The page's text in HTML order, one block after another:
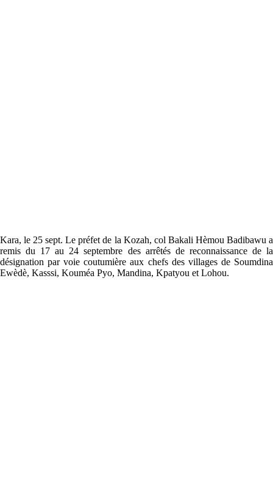
Kara, le 25 sept. Le préfet de la Kozah, col Bakali Hèmou Badibawu a
remis du 17 au 24 septembre des arrêtés de reconnaissance de la
désignation par voie coutumière aux chefs des villages de Soumdina
Ewèdè, Kasssi, Kouméa Pyo, Mandina, Kpatyou et Lohou.